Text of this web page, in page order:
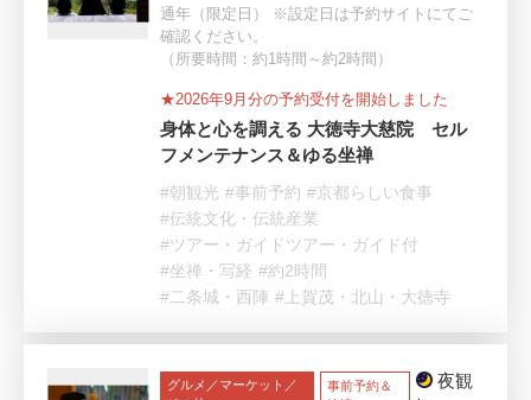
通年（限定日） ※設定日は予約サイトにてご
確認ください。
（所要時間：約1時間～約2時間）
★2026年9月分の予約受付を開始しました
身体と心を調える 大徳寺大慈院 セル
フメンテナンス＆ゆる坐禅
#朝観光 #事前予約 #京都らしい食事
#伝統文化・伝統産業
#ツアー・ガイドツアー・ガイド付
#坐禅・写経 #約2時間
#二条城・西陣 #上賀茂・北山・大徳寺
グルメ／マーケット／
事前予約＆
夜観